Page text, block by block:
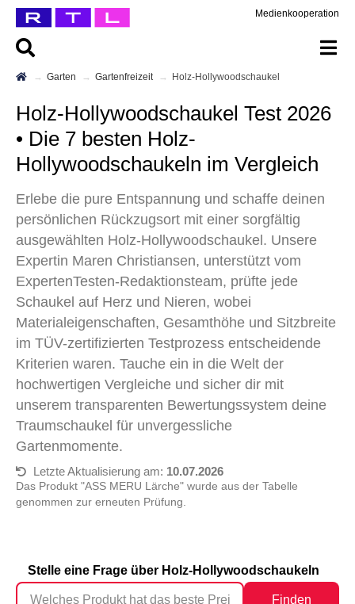
Medienkooperation
Garten Gartenfreizeit Holz-Hollywoodschaukel
Holz-Hollywoodschaukel Test 2026
• Die 7 besten Holz-
Hollywoodschaukeln im Vergleich
Erlebe die pure Entspannung und schaffe deinen
persönlichen Rückzugsort mit einer sorgfältig
ausgewählten Holz-Hollywoodschaukel. Unsere
Expertin Maren Christiansen, unterstützt vom
ExpertenTesten-Redaktionsteam, prüfte jede
Schaukel auf Herz und Nieren, wobei
Materialeigenschaften, Gesamthöhe und Sitzbreite
im TÜV-zertifizierten Testprozess entscheidende
Kriterien waren. Tauche ein in die Welt der
hochwertigen Vergleiche und sicher dir mit
unserem transparenten Bewertungssystem deine
Traumschaukel für unvergessliche
Gartenmomente.
Letzte Aktualisierung am: 10.07.2026
Das Produkt "ASS MERU Lärche" wurde aus der Tabelle
genommen zur erneuten Prüfung.
Stelle eine Frage über Holz-Hollywoodschaukeln
Finden